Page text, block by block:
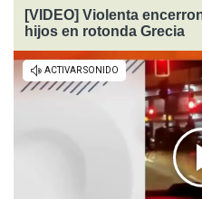
[VIDEO] Violenta
hijos en rotonda Grecia